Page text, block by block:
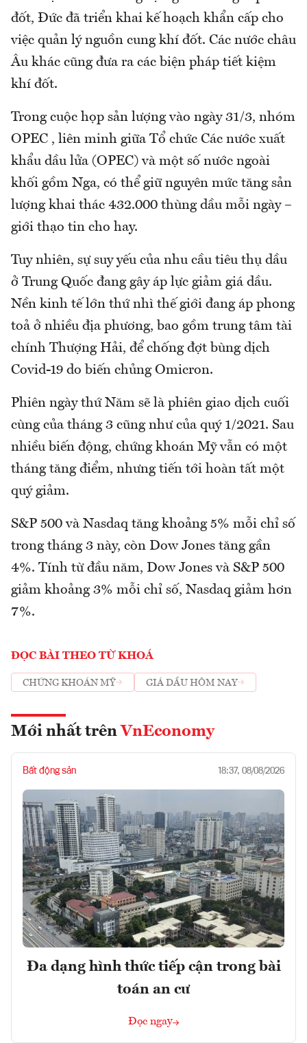
đốt, Đức đã triển khai kế hoạch khẩn cấp cho
việc quản lý nguồn cung khí đốt. Các nước châu
Âu khác cũng đưa ra các biện pháp tiết kiệm
khí đốt.
Trong cuộc họp sản lượng vào ngày 31/3, nhóm
OPEC , liên minh giữa Tổ chức Các nước xuất
khẩu dầu lửa (OPEC) và một số nước ngoài
khối gồm Nga, có thể giữ nguyên mức tăng sản
lượng khai thác 432.000 thùng dầu mỗi ngày –
giới thạo tin cho hay.
Tuy nhiên, sự suy yếu của nhu cầu tiêu thụ dầu
ở Trung Quốc đang gây áp lực giảm giá dầu.
Nền kinh tế lớn thứ nhì thế giới đang áp phong
toả ở nhiều địa phương, bao gồm trung tâm tài
chính Thượng Hải, để chống đợt bùng dịch
Covid-19 do biến chủng Omicron.
Phiên ngày thứ Năm sẽ là phiên giao dịch cuối
cùng của tháng 3 cũng như của quý 1/2021. Sau
nhiều biến động, chứng khoán Mỹ vẫn có một
tháng tăng điểm, nhưng tiến tới hoàn tất một
quý giảm.
S&P 500 và Nasdaq tăng khoảng 5% mỗi chỉ số
trong tháng 3 này, còn Dow Jones tăng gần
4%. Tính từ đầu năm, Dow Jones và S&P 500
giảm khoảng 3% mỗi chỉ số, Nasdaq giảm hơn
7%.
ĐỌC BÀI THEO TỪ KHOÁ
CHỨNG KHOÁN MỸ GIÁ DẦU HÔM NAY
Mới nhất trên VnEconomy
Bất động sản 18:37, 08/08/2026
Đa dạng hình thức tiếp cận trong bài
toán an cư
Đọc ngay